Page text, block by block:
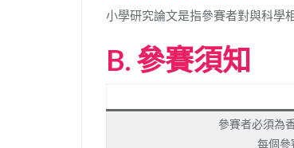
小學研究論文是指參賽者對與科學
B. 參賽須知
參賽者必須為
每個參